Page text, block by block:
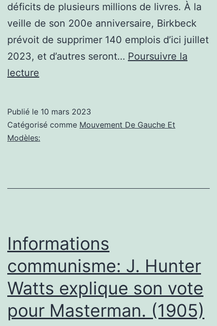
déficits de plusieurs millions de livres. À la
veille de son 200e anniversaire, Birkbeck
prévoit de supprimer 140 emplois d’ici juillet
2023, et d’autres seront… Poursuivre la
lecture
Licenciements,
fermetures
–
éducation
entièrement
financée
gratuite
Publié le 10 mars 2023
Catégorisé comme Mouvement De Gauche Et
Modèles:
Informations
communisme: J. Hunter
Watts explique son vote
pour Masterman. (1905)